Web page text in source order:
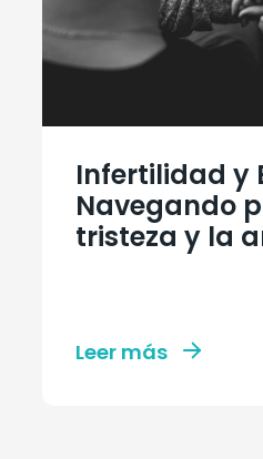
Infertilidad y
Navegando
tristeza y la
Leer más